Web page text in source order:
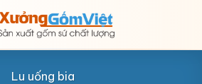
Lu uống bia